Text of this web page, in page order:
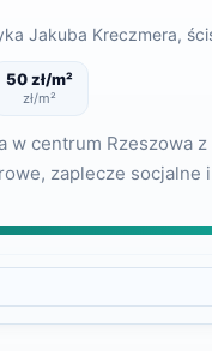
Jakuba Kreczmera,
50 zł/m²
zł/m²
w centrum Rzeszowa
zaplecze socjalne